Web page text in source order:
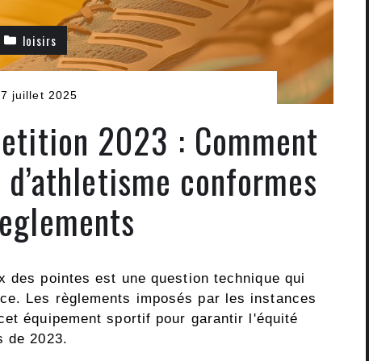
loisirs
7 juillet 2025
2023 : Comment
conformes
des pointes est une question technique qui
Les règlements imposés par les instances
équipement sportif pour garantir l'équité
de 2023.